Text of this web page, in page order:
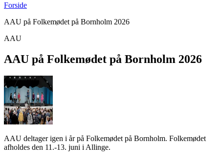
Forside
AAU på Folkemødet på Bornholm 2026
AAU
AAU på Folkemødet på Bornholm 2026
AAU deltager igen i år på Folkemødet på Bornholm. Folkemødet
afholdes den 11.-13. juni i Allinge.